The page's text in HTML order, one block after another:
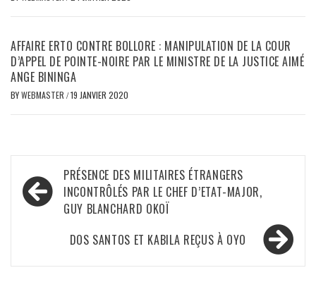
AFFAIRE ERTO CONTRE BOLLORE : MANIPULATION DE LA COUR
D’APPEL DE POINTE-NOIRE PAR LE MINISTRE DE LA JUSTICE AIMÉ
ANGE BININGA
BYWEBMASTER /19 JANVIER 2020
Navigation
de
l’article
PRÉSENCE DES MILITAIRES ÉTRANGERS
INCONTRÔLÉS PAR LE CHEF D’ETAT-MAJOR,
GUY BLANCHARD OKOÏ
DOS SANTOS ET KABILA REÇUS À OYO